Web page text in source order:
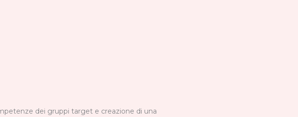
dei gruppi target e creazione di una